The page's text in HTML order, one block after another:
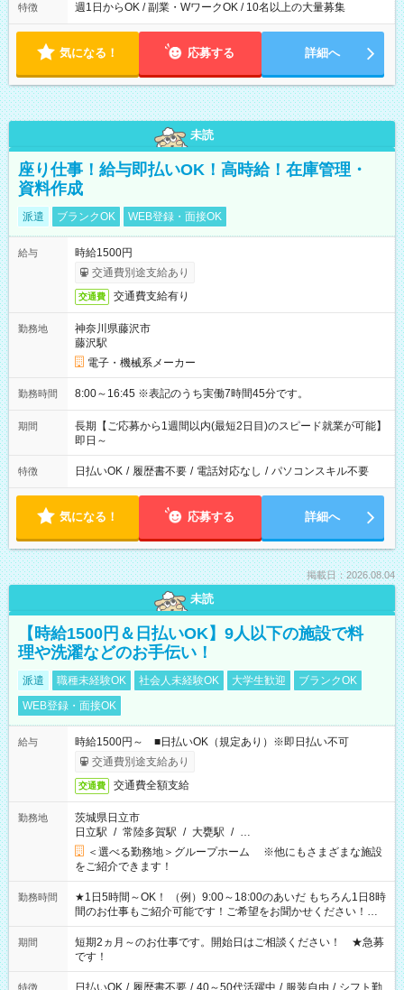
特徴 週1日からOK / 副業・WワークOK / 10名以上の大量募集
気になる！ 応募する 詳細へ
未読
座り仕事！給与即払いOK！高時給！在庫管理・
資料作成
派遣 ブランクOK WEB登録・面接OK
給与
時給1500円
交通費別途支給あり
交通費 交通費支給有り
勤務地
神奈川県藤沢市
藤沢駅
電子・機械系メーカー
勤務時間 8:00～16:45 ※表記のうち実働7時間45分です。
期間
長期【ご応募から1週間以内(最短2日目)のスピード就業が可能】
即日～
特徴 日払いOK / 履歴書不要 / 電話対応なし / パソコンスキル不要
気になる！ 応募する 詳細へ
掲載日：2026.08.04
未読
【時給1500円＆日払いOK】9人以下の施設で料
理や洗濯などのお手伝い！
派遣 職種未経験OK 社会人未経験OK 大学生歓迎
ブランクOK
WEB登録・面接OK
給与
時給1500円～ ■日払いOK（規定あり）※即日払い不可
交通費別途支給あり
交通費 交通費全額支給
勤務地
茨城県日立市
日立駅 / 常陸多賀駅 / 大甕駅 / …
＜選べる勤務地＞グループホーム ※他にもさまざまな施設
をご紹介できます！
勤務時間
★1日5時間～OK！ （例）9:00～18:00のあいだ もちろん1日8時
間のお仕事もご紹介可能です！ご希望をお聞かせください！★
家庭の都合でお休みが必要な場合も遠慮なくご相談ください。
※週最低15時間以上の勤務が必要です
期間
短期2ヵ月～のお仕事です。開始日はご相談ください！ ★急募
です！
特徴 日払いOK / 履歴書不要 / 40～50代活躍中 / 服装自由 / シフト勤